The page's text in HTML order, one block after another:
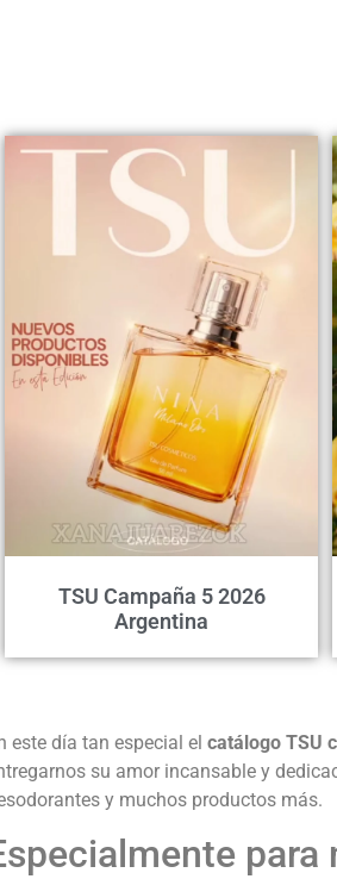
TSU Campaña 5 2026
Argentina
este día tan especial el catálogo TSU
su amor incansable y
y muchos productos más.
para